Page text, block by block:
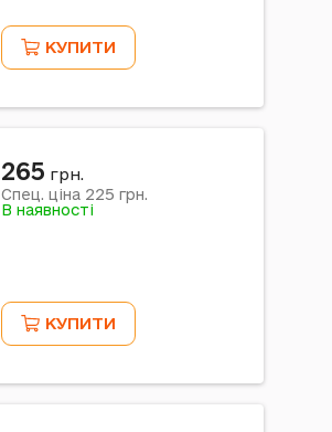
КУПИТИ
265 грн.
Спец. ціна 225 грн.
В наявності
КУПИТИ